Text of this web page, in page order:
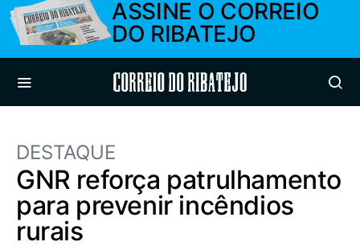
ASSINE O CORREIO
DO RIBATEJO
Correio do Ribatejo
DESTAQUE
GNR reforça patrulhamento
para prevenir incêndios
rurais